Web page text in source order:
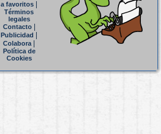
a favoritos
Términos
legales
Contacto|
Publicidad
Colabora|
Política de
Cookies